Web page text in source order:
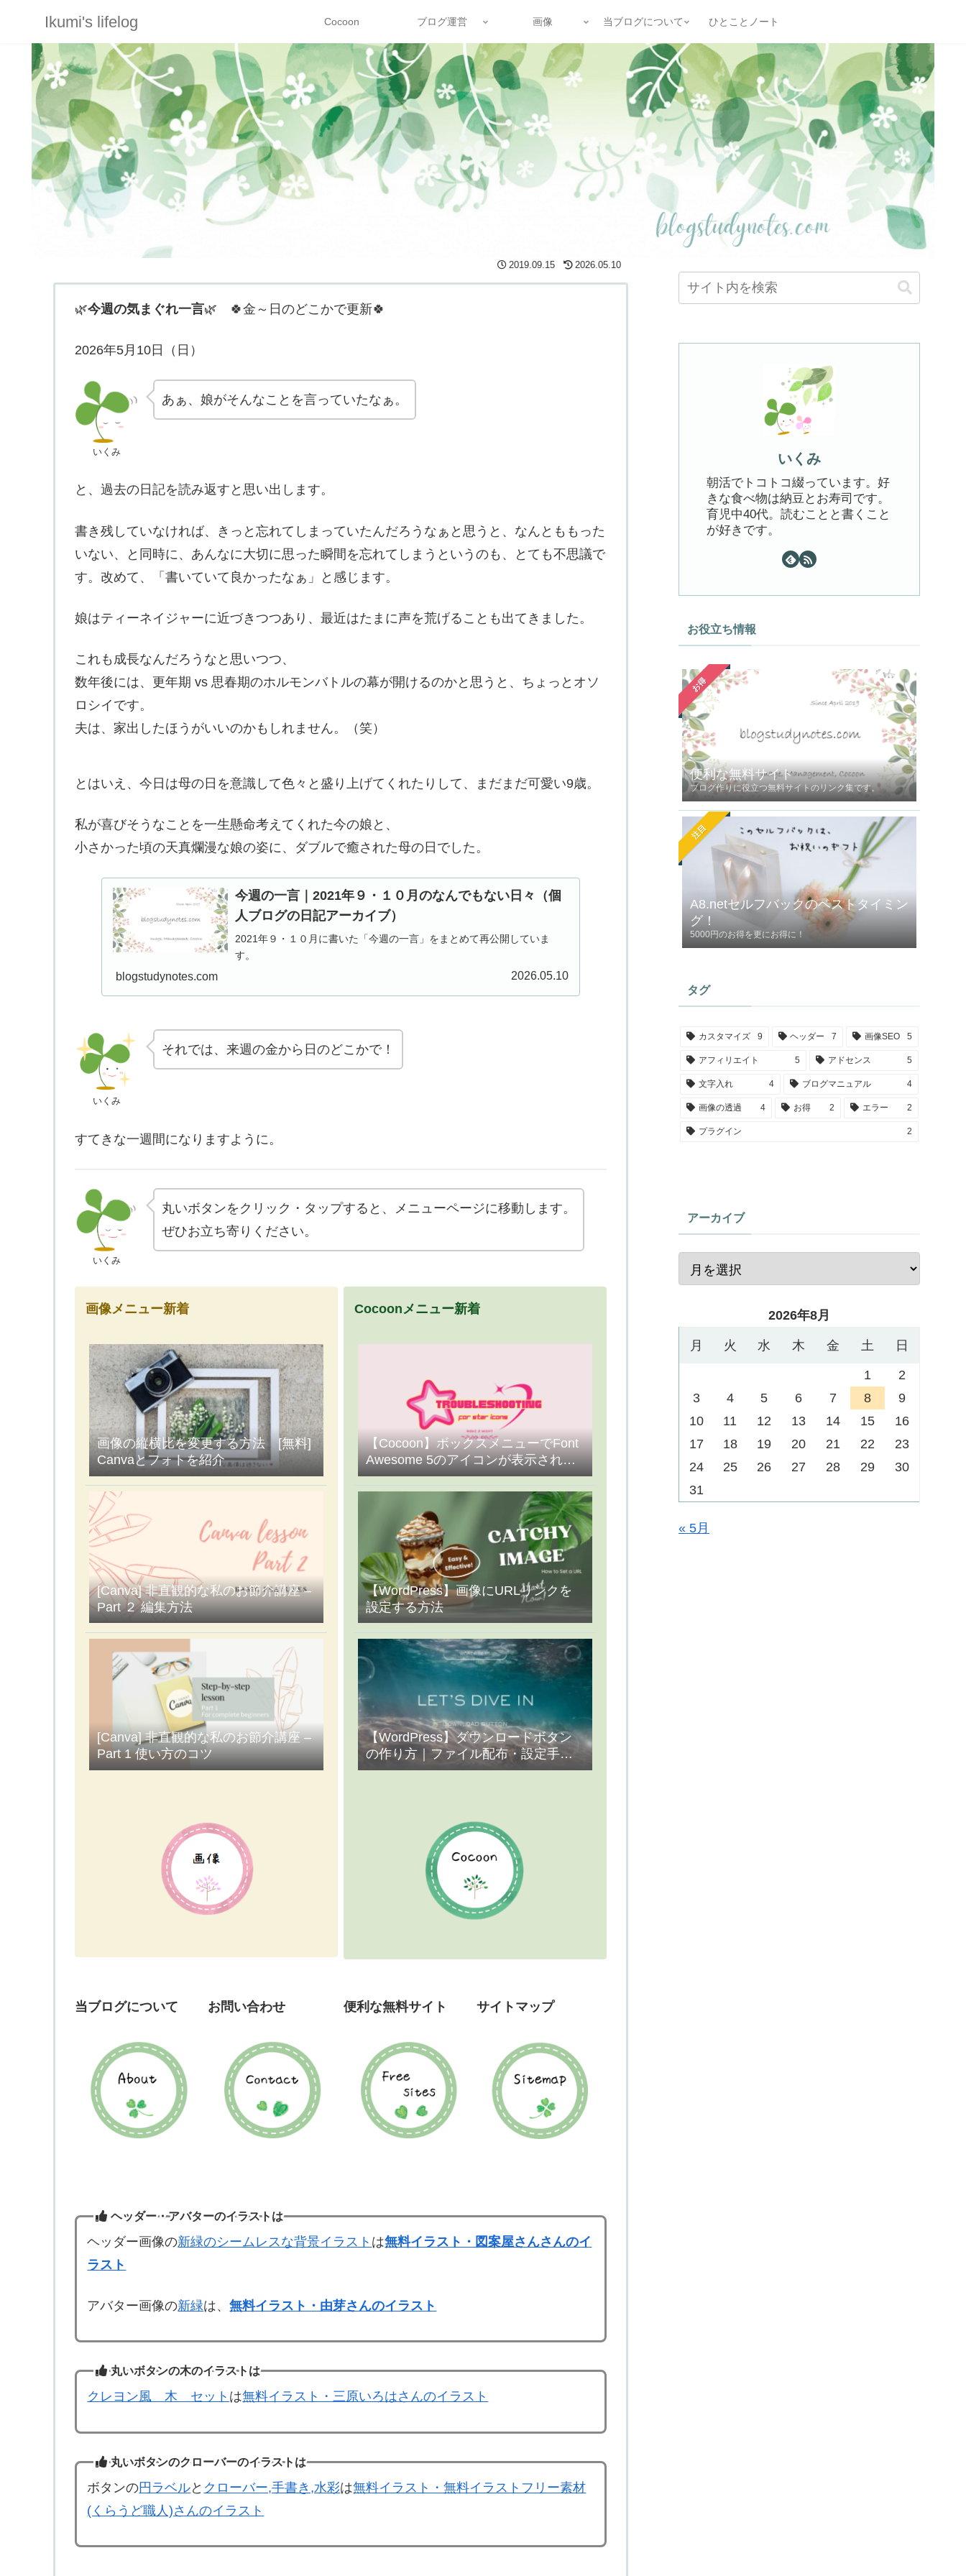
Ikumi's lifelog Cocoon ブログ運営 画像 当ブログについて ひとことノート
2019.09.15 2026.05.10
🌿今週の気まぐれ一言🌿 🍀金～日のどこかで更新🍀
2026年5月10日（日）
いくみ
あぁ、娘がそんなことを言っていたなぁ。
と、過去の日記を読み返すと思い出します。
書き残していなければ、きっと忘れてしまっていたんだろうなぁと思うと、なんとももった
いない、と同時に、あんなに大切に思った瞬間を忘れてしまうというのも、とても不思議で
す。改めて、「書いていて良かったなぁ」と感じます。
娘はティーネイジャーに近づきつつあり、最近はたまに声を荒げることも出てきました。
これも成長なんだろうなと思いつつ、
数年後には、更年期 vs 思春期のホルモンバトルの幕が開けるのかと思うと、ちょっとオソ
ロシイです。
夫は、家出したほうがいいのかもしれません。（笑）
とはいえ、今日は母の日を意識して色々と盛り上げてくれたりして、まだまだ可愛い9歳。
私が喜びそうなことを一生懸命考えてくれた今の娘と、
小さかった頃の天真爛漫な娘の姿に、ダブルで癒された母の日でした。
今週の一言｜2021年９・１０月のなんでもない日々（個
人ブログの日記アーカイブ）
2021年９・１０月に書いた「今週の一言」をまとめて再公開していま
す。
blogstudynotes.com 2026.05.10
いくみ
それでは、来週の金から日のどこかで！
すてきな一週間になりますように。
いくみ
丸いボタンをクリック・タップすると、メニューページに移動します。
ぜひお立ち寄りください。
画像メニュー新着
画像の縦横比を変更する方法 [無料]
Canvaとフォトを紹介
[Canva] 非直観的な私のお節介講座 –
Part ２ 編集方法
[Canva] 非直観的な私のお節介講座 –
Part 1 使い方のコツ
Cocoonメニュー新着
【Cocoon】ボックスメニューでFont
Awesome 5のアイコンが表示されな
い・星(★)になったときの対処法
（2026年版）
【WordPress】画像にURLリンクを
設定する方法
【WordPress】ダウンロードボタン
の作り方｜ファイル配布・設定手順
まとめ
当ブログについて お問い合わせ 便利な無料サイト サイトマップ
ヘッダー・アバターのイラストは
ヘッダー画像の新緑のシームレスな背景イラスト は無料イラスト・図案屋さんさんのイ
ラスト
アバター画像の新緑は、無料イラスト・由芽さんのイラスト
丸いボタンの木のイラストは
クレヨン風 木 セット は無料イラスト・三原いろはさんのイラスト
丸いボタンのクローバーのイラストは
ボタンの円ラベルと クローバー,手書き,水彩は無料イラスト・無料イラストフリー素材
(くらうど職人)さんのイラスト
いくみ
朝活でトコトコ綴っています。好
きな食べ物は納豆とお寿司です。
育児中40代。読むことと書くこと
が好きです。
お役立ち情報
お得
便利な無料サイト
ブログ作りに役立つ無料サイトのリンク集です。
注目
A8.netセルフバックのベストタイミン
グ！
5000円のお得を更にお得に！
タグ
カスタマイズ 9 ヘッダー 7 画像SEO 5
アフィリエイト 5 アドセンス 5
文字入れ 4 ブログマニュアル 4
画像の透過 4 お得 2 エラー 2
プラグイン 2
アーカイブ
2026年8月
月 火 水 木 金 土 日
1
2
3
4 5 6 7 8
9
10
11 12 13 14 15
16
17
18 19 20 21 22
23
24
25 26 27 28 29
30
31
« 5月